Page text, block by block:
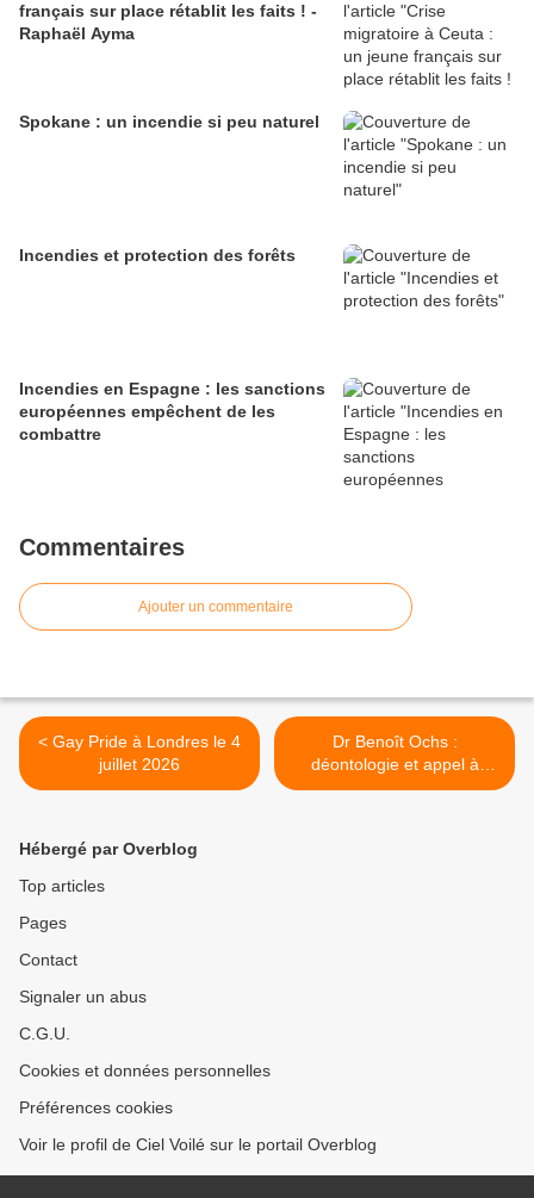
français sur place rétablit les faits ! -
Raphaël Ayma
Spokane : un incendie si peu naturel
Incendies et protection des forêts
Incendies en Espagne : les sanctions
européennes empêchent de les
combattre
Commentaires
Ajouter un commentaire
< Gay Pride à Londres le 4
juillet 2026
Dr Benoît Ochs :
déontologie et appel à
débat >
Hébergé par Overblog
Top articles
Pages
Contact
Signaler un abus
C.G.U.
Cookies et données personnelles
Préférences cookies
Voir le profil de Ciel Voilé sur le portail Overblog